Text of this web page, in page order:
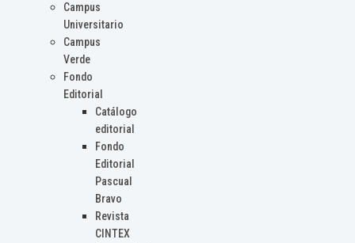
Campus
Universitario
Campus
Verde
Fondo
Editorial
Catálogo
editorial
Fondo
Editorial
Pascual
Bravo
Revista
CINTEX